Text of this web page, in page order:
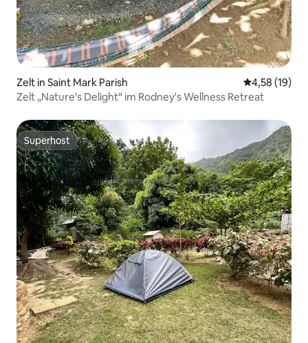
Zelt in Saint Mark Parish
4,58 (19)
Zelt „Nature's Delight“ im Rodney's Wellness Retreat
Superhost
Superhost